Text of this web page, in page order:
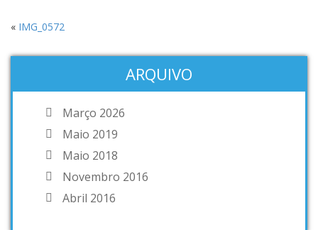
« IMG_0572
ARQUIVO
Março 2026
Maio 2019
Maio 2018
Novembro 2016
Abril 2016